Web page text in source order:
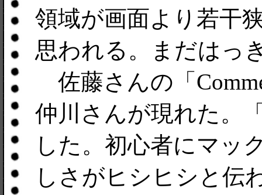
領域が画面より若干
思われる。まだはっ
佐藤さんの「
仲川さんが現れた。
した。初心者にマッ
しさがヒシヒシと伝